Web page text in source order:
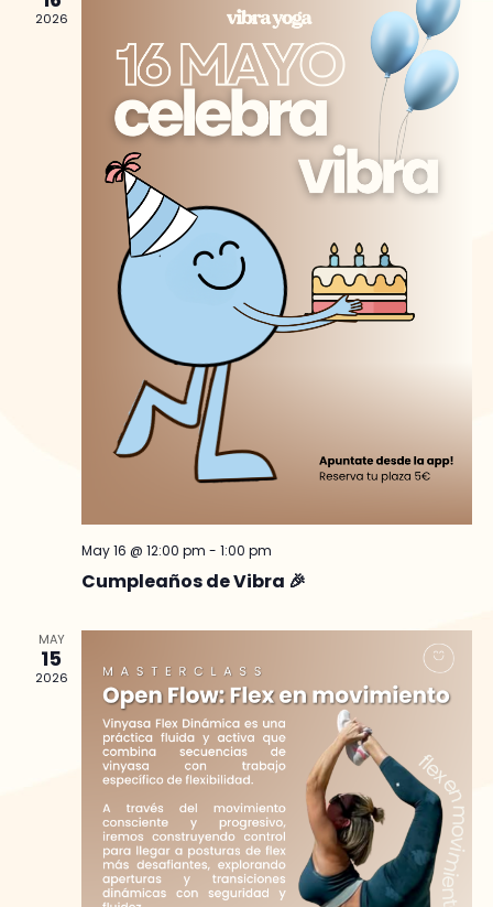
2026
May 16 @ 12:00 pm - 1:00 pm
Cumpleaños de Vibra 🎉
MAY
15
2026